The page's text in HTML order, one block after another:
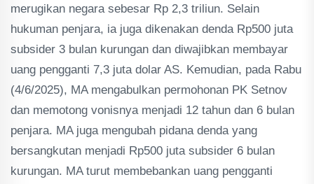
merugikan negara sebesar Rp 2,3 triliun. Selain
hukuman penjara, ia juga dikenakan denda Rp500 juta
subsider 3 bulan kurungan dan diwajibkan membayar
uang pengganti 7,3 juta dolar AS. Kemudian, pada Rabu
(4/6/2025), MA mengabulkan permohonan PK Setnov
dan memotong vonisnya menjadi 12 tahun dan 6 bulan
penjara. MA juga mengubah pidana denda yang
bersangkutan menjadi Rp500 juta subsider 6 bulan
kurungan. MA turut membebankan uang pengganti